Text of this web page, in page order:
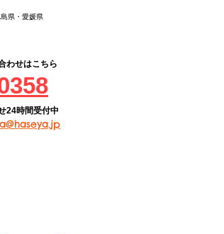
県・愛媛県
わせはこちら
24時間受付中